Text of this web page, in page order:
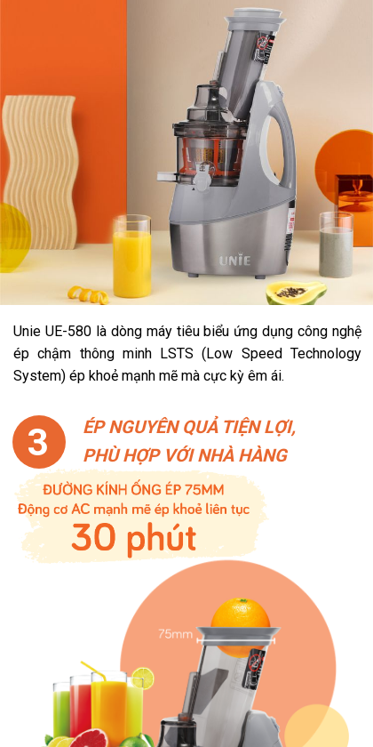
Unie UE-580 là dòng máy tiêu biểu ứng dụng công nghệ
ép chậm thông minh LSTS (Low Speed Technology
System) ép khoẻ mạnh mẽ mà cực kỳ êm ái.
ÉP NGUYÊN QUẢ TIỆN LỢI,
PHÙ HỢP VỚI NHÀ HÀNG
3